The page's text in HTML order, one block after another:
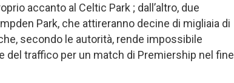
accanto al Celtic Park ; dall’altro, due
Park, che attireranno decine di migliaia di
secondo le autorità, rende impossibile
del traffico per un match di Premiership nel fine